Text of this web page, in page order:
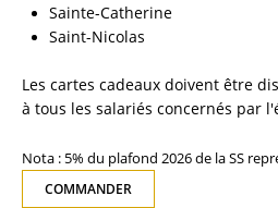
Sainte-Catherine
Saint-Nicolas
Les cartes cadeaux doivent être
à tous les salariés concernés par
Nota : 5% du plafond 2026 de la SS
COMMANDER